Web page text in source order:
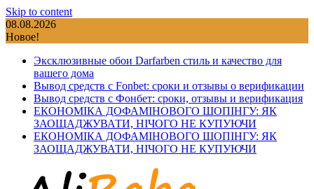
Skip to content
08.08.2026
Новое!
Эксклюзивные обои Darfarben стиль и качество для
вашего дома
Вывод средств с Fonbet: сроки и отзывы о верификации
Вывод средств с Фонбет: сроки, отзывы и верификация
ЕКОНОМІКА ДОФАМІНОВОГО ШОПІНГУ: ЯК
ЗАОЩАДЖУВАТИ, НІЧОГО НЕ КУПУЮЧИ
ЕКОНОМІКА ДОФАМІНОВОГО ШОПІНГУ: ЯК
ЗАОЩАДЖУВАТИ, НІЧОГО НЕ КУПУЮЧИ